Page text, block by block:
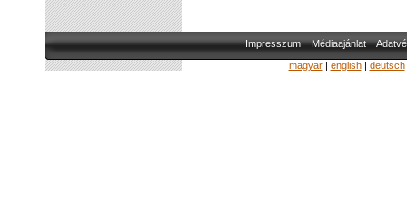
Impresszum Médiaajánlat
magyar| english| deutsch